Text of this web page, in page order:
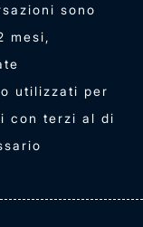
sono
mesi,
utilizzati per
con terzi al di